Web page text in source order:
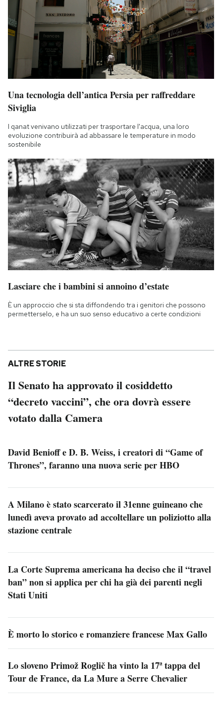
Una tecnologia dell’antica Persia per raffreddare
Siviglia
I qanat venivano utilizzati per trasportare l'acqua, una loro
evoluzione contribuirà ad abbassare le temperature in modo
sostenibile
Lasciare che i bambini si annoino d’estate
È un approccio che si sta diffondendo tra i genitori che possono
permetterselo, e ha un suo senso educativo a certe condizioni
ALTRE STORIE
Il Senato ha approvato il cosiddetto
“decreto vaccini”, che ora dovrà essere
votato dalla Camera
David Benioff e D. B. Weiss, i creatori di “Game of
Thrones”, faranno una nuova serie per HBO
A Milano è stato scarcerato il 31enne guineano che
lunedì aveva provato ad accoltellare un poliziotto alla
stazione centrale
La Corte Suprema americana ha deciso che il “travel
ban” non si applica per chi ha già dei parenti negli
Stati Uniti
È morto lo storico e romanziere francese Max Gallo
Lo sloveno Primož Roglič ha vinto la 17ª tappa del
Tour de France, da La Mure a Serre Chevalier